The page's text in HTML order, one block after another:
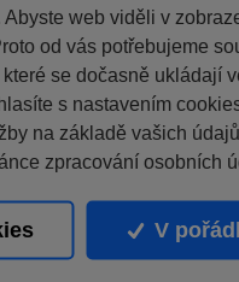
web viděli v
od vás potřebujeme
se dočasně ukládají
s nastavením
na základě vašich
zpracování osobních
V